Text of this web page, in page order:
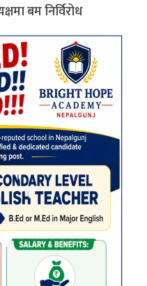
बम निर्विरोध